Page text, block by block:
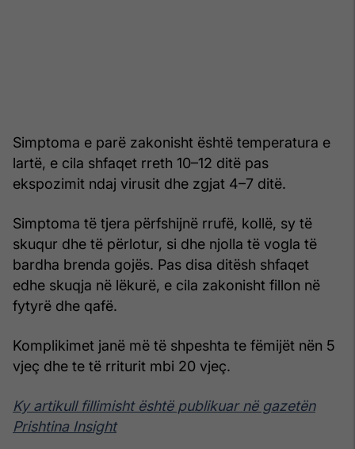
Simptoma e parë zakonisht është temperatura e
lartë, e cila shfaqet rreth 10–12 ditë pas
ekspozimit ndaj virusit dhe zgjat 4–7 ditë.
Simptoma të tjera përfshijnë rrufë, kollë, sy të
skuqur dhe të përlotur, si dhe njolla të vogla të
bardha brenda gojës. Pas disa ditësh shfaqet
edhe skuqja në lëkurë, e cila zakonisht fillon në
fytyrë dhe qafë.
Komplikimet janë më të shpeshta te fëmijët nën 5
vjeç dhe te të rriturit mbi 20 vjeç.
Ky artikull fillimisht është publikuar në gazetën
Prishtina Insight